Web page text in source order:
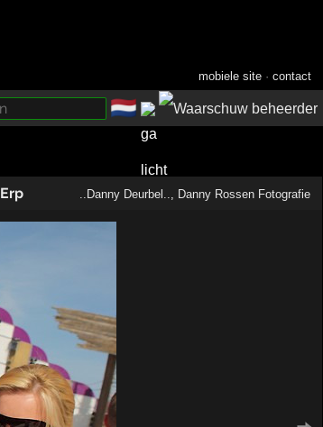
mobiele site ·contact
🇳🇱
Erp ..Danny Deurbel.. Danny Rossen Fotografie